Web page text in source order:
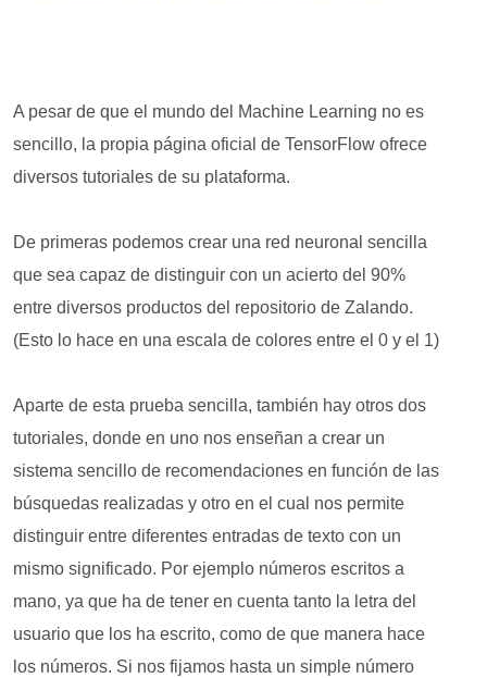
A pesar de que el mundo del Machine Learning no es
sencillo, la propia página oficial de TensorFlow ofrece
diversos tutoriales de su plataforma.
De primeras podemos crear una red neuronal sencilla
que sea capaz de distinguir con un acierto del 90%
entre diversos productos del repositorio de Zalando.
(Esto lo hace en una escala de colores entre el 0 y el 1)
Aparte de esta prueba sencilla, también hay otros dos
tutoriales, donde en uno nos enseñan a crear un
sistema sencillo de recomendaciones en función de las
búsquedas realizadas y otro en el cual nos permite
distinguir entre diferentes entradas de texto con un
mismo significado. Por ejemplo números escritos a
mano, ya que ha de tener en cuenta tanto la letra del
usuario que los ha escrito, como de que manera hace
los números. Si nos fijamos hasta un simple número